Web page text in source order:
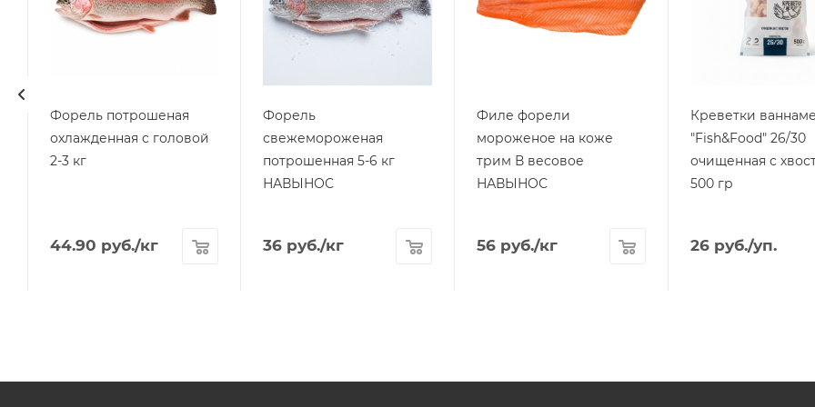
Форель потрошеная
охлажденная с головой
2-3 кг
44.90 руб./кг
Форель
свежемороженая
потрошенная 5-6 кг
НАВЫНОС
36 руб./кг
Филе форели
мороженое на коже
трим В весовое
НАВЫНОС
56 руб./кг
Креветки
"Fish&Food" 26/30
очищенная с
500 гр
26руб./уп.